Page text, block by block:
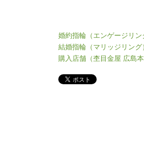
婚約指輪（エンゲージリ
結婚指輪（マリッジリン
購入店舗（杢目金屋 広島